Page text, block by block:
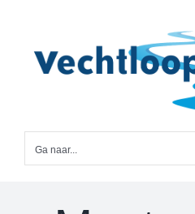
inhoud
Ga naar...